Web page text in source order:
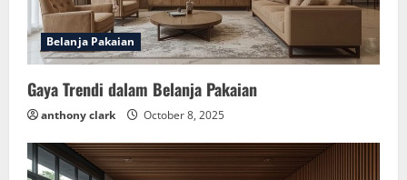
Belanja Pakaian
Gaya Trendi dalam Belanja Pakaian
anthony clark October 8, 2025